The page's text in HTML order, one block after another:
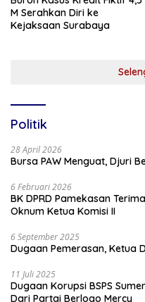
M Serahkan Diri ke
Kejaksaan Surabaya
Politik
28 April 2026
Bursa PAW Menguat, Djuri
6 Februari 2026
BK DPRD Pamekasan
Oknum Ketua Komisi II
6 September 2025
Dugaan Pemerasan, Ketua
11 Juli 2025
Dugaan Korupsi BSPS
Dari Partai Berlogo Mercy